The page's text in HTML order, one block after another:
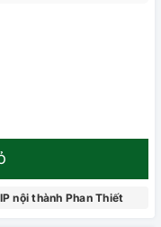
nội thành Phan Thiết